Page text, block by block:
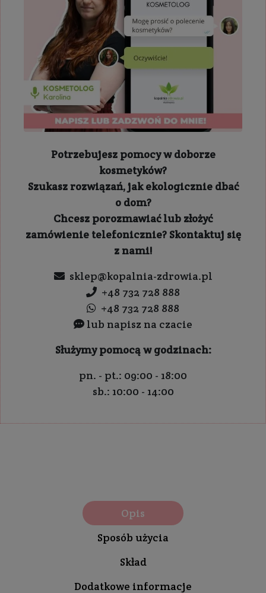
Potrzebujesz pomocy w doborze
kosmetyków?
Szukasz rozwiązań, jak ekologicznie dbać
o dom?
Chcesz porozmawiać lub złożyć
zamówienie telefonicznie? Skontaktuj się
z nami!
sklep@kopalnia-zdrowia.pl
+48 732 728 888
+48 732 728 888
lub napisz na czacie
Służymy pomocą w godzinach:
pn. - pt.: 09:00 - 18:00
sb.: 10:00 - 14:00
Opis
Sposób użycia
Skład
Dodatkowe informacje